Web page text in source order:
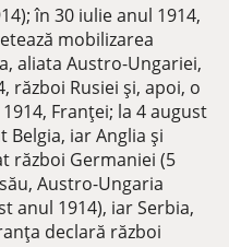
în 30 iulie anul 1914,
mobilizarea
aliata Austro-Ungariei,
război Rusiei și, apoi, o
Franței; la 4 august
Belgia, iar Anglia și
război Germaniei (5
Austro-Ungaria
anul 1914), iar Serbia,
declară război